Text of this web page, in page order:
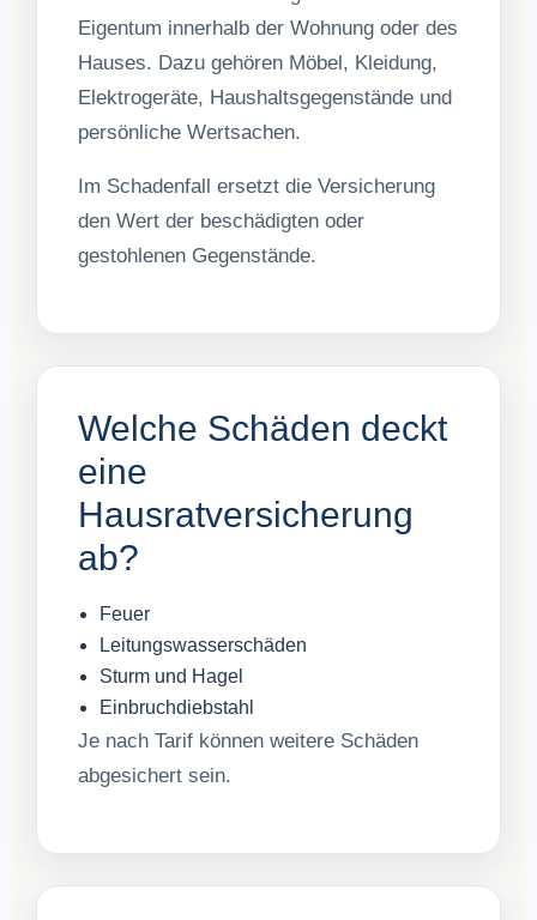
Eigentum innerhalb der Wohnung oder des
Hauses. Dazu gehören Möbel, Kleidung,
Elektrogeräte, Haushaltsgegenstände und
persönliche Wertsachen.
Im Schadenfall ersetzt die Versicherung
den Wert der beschädigten oder
gestohlenen Gegenstände.
Welche Schäden deckt
eine
Hausratversicherung
ab?
Feuer
Leitungswasserschäden
Sturm und Hagel
Einbruchdiebstahl
Je nach Tarif können weitere Schäden
abgesichert sein.